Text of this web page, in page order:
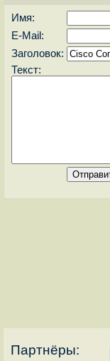
Имя:
E-Mail:
Заголовок:
Текст:
Партнёры: